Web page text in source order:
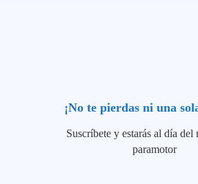
¡No te pierdas ni una
Suscríbete y estarás al día del
paramotor